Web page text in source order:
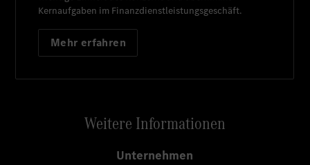
Kernaufgaben im Finanzdienstleistungsgeschäft.
Mehr erfahren
Weitere Informationen
Unternehmen